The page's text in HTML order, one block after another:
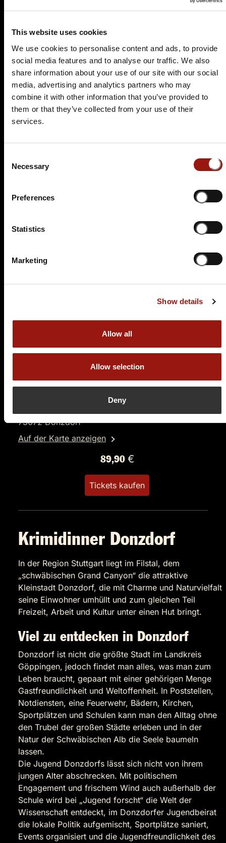
This website uses cookies
We use cookies to personalise content and ads, to provide
social media features and to analyse our traffic. We also
share information about your use of our site with our social
media, advertising and analytics partners who may
combine it with other information that you’ve provided to
them or that they’ve collected from your use of their
services.
Selection
Necessary
Preferences
Statistics
Marketing
Show details
Allow all
Allow selection
Deny
Schafkopfkrimi
Hotel Becher
13.06.2027 17:00 Uhr
73072 Donzdorf
Auf der Karte anzeigen
89,90 €
Tickets kaufen
Krimidinner Donzdorf
In der Region Stuttgart liegt im Filstal, dem
„schwäbischen Grand Canyon“ die attraktive
Kleinstadt Donzdorf, die mit Charme und Naturvielfalt
seine Einwohner umhüllt und zum gleichen Teil
Freizeit, Arbeit und Kultur unter einen Hut bringt.
Viel zu entdecken in Donzdorf
Donzdorf ist nicht die größte Stadt im Landkreis
Göppingen, jedoch findet man alles, was man zum
Leben braucht, gepaart mit einer gehörigen Menge
Gastfreundlichkeit und Weltoffenheit. In Poststellen,
Notdiensten, eine Feuerwehr, Bädern, Kirchen,
Sportplätzen und Schulen kann man den Alltag ohne
den Trubel der großen Städte erleben und in der
Natur der Schwäbischen Alb die Seele baumeln
lassen.
Die Jugend Donzdorfs lässt sich nicht von ihrem
jungen Alter abschrecken. Mit politischem
Engagement und frischem Wind auch außerhalb der
Schule wird bei „Jugend forscht“ die Welt der
Wissenschaft entdeckt, im Donzdorfer Jugendbeirat
die lokale Politik aufgemischt, Sportplätze saniert,
Events organisiert und die Jugendfreundlichkeit des